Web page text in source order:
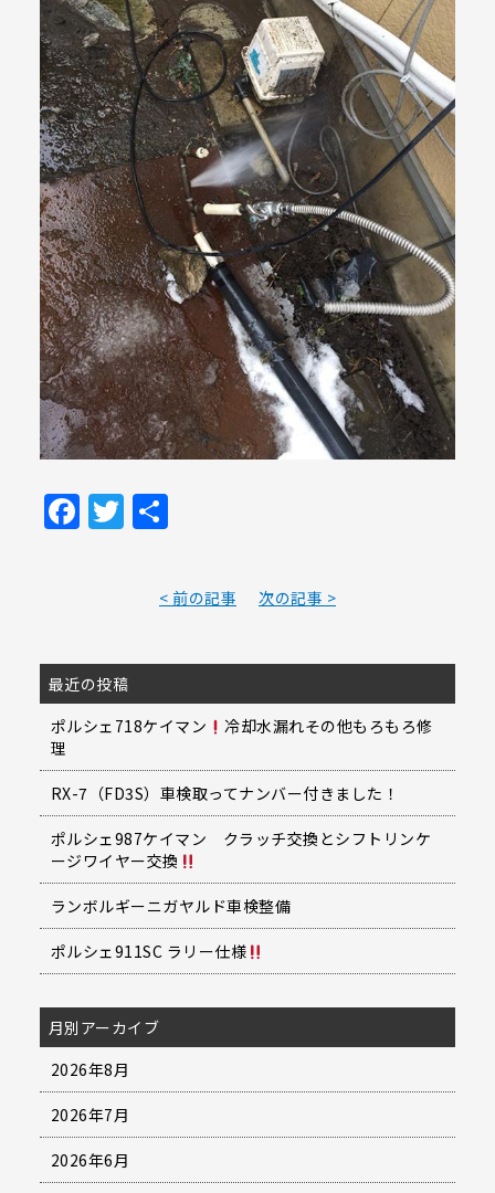
Facebook
Twitter
共
< 前の記事 次の記事 >
最近の投稿
ポルシェ718ケイマン
冷却水漏れその他もろもろ修
理
RX-7（FD3S）車検取ってナンバー付きました！
ポルシェ987ケイマン クラッチ交換とシフトリンケ
ージワイヤー交換
ランボルギーニガヤルド車検整備
ポルシェ911SC ラリー仕様
月別アーカイブ
2026年8月
2026年7月
2026年6月